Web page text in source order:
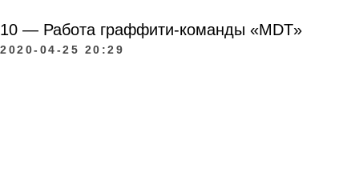
10 — Работа граффити-команды «MDT»
2020-04-25 20:29